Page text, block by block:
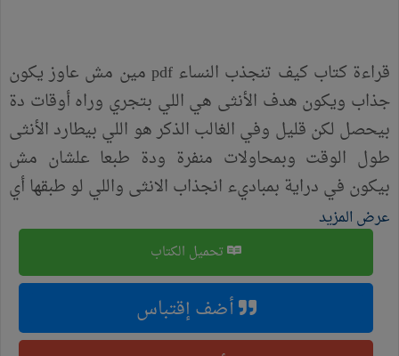
قراءة كتاب كيف تنجذب النساء pdf مين مش عاوز يكون
جذاب ويكون هدف الأنثى هي اللي بتجري وراه أوقات دة
بيحصل لكن قليل وفي الغالب الذكر هو اللي بيطارد الأنثى
طول الوقت وبمحاولات منفرة ودة طبعا علشان مش
بيكون في دراية بمباديء انجذاب الانثى واللي لو طبقها أي
شخص بيكون جذاب من غير أي مجهود للجنس الآخر
إطارها تحرير وتقصي مباديء انجذاب ونفور الأنثى واللي
لو أي حد طبقها بيكون جذاب بشكل تلقائي الكتاب بيعلمك
ازاي تاخد العلاقة في مسار إجباري علشان البنت اللي
عرض المزيد
تحميل الكتاب
أضف إقتباس